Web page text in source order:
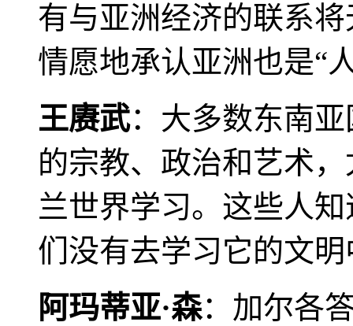
有与亚洲经济的联系
情愿地承认亚洲也是“
王赓武：大多数东南
的宗教、政治和艺术
兰世界学习。这些人
们没有去学习它的文
阿玛蒂亚·森：加尔各